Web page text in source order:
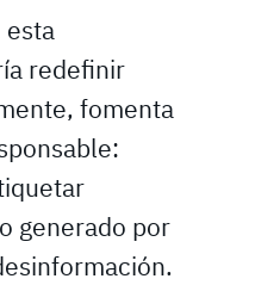
esta
redefinir
fomenta
generado por